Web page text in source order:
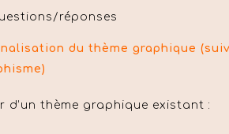
réponses
du thème graphique
d’un thème graphique existant :